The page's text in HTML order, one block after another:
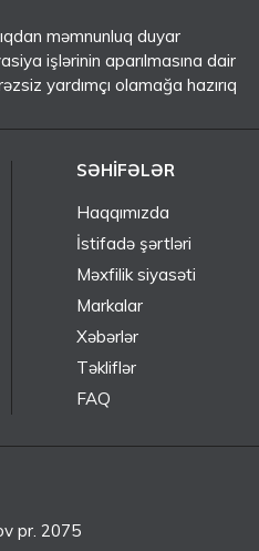
məmnunluq duyar
işlərinin aparılmasına dair
yardımçı olamağa hazırıq
SƏHIFƏLƏR
Haqqımızda
İstifadə şərtləri
Məxfilik siyasəti
Markalar
Xəbərlər
Təkliflər
FAQ
pr. 2075